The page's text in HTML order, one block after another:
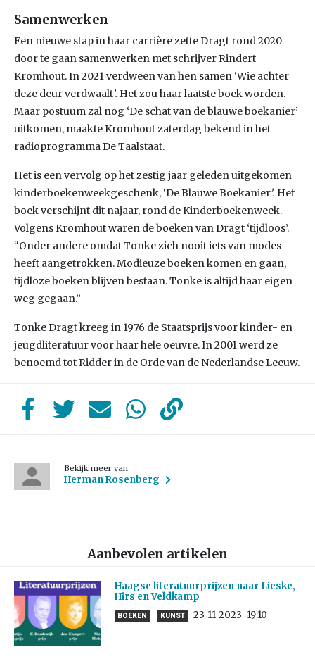
Samenwerken
Een nieuwe stap in haar carrière zette Dragt rond 2020
door te gaan samenwerken met schrijver Rindert
Kromhout. In 2021 verdween van hen samen ‘Wie achter
deze deur verdwaalt’. Het zou haar laatste boek worden.
Maar postuum zal nog ‘De schat van de blauwe boekanier’
uitkomen, maakte Kromhout zaterdag bekend in het
radioprogramma De Taalstaat.
Het is een vervolg op het zestig jaar geleden uitgekomen
kinderboekenweekgeschenk, ‘De Blauwe Boekanier’. Het
boek verschijnt dit najaar, rond de Kinderboekenweek.
Volgens Kromhout waren de boeken van Dragt ‘tijdloos’.
“Onder andere omdat Tonke zich nooit iets van modes
heeft aangetrokken. Modieuze boeken komen en gaan,
tijdloze boeken blijven bestaan. Tonke is altijd haar eigen
weg gegaan.”
Tonke Dragt kreeg in 1976 de Staatsprijs voor kinder- en
jeugdliteratuur voor haar hele oeuvre. In 2001 werd ze
benoemd tot Ridder in de Orde van de Nederlandse Leeuw.
Bekijk meer van
Herman Rosenberg
Aanbevolen artikelen
Haagse literatuurprijzen naar Lieske,
Hirs en Veldkamp
BOEKEN KUNST 23-11-2023 19:10